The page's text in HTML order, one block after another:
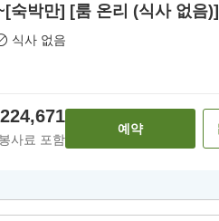
숙박만] [룸 온리 (식사 없음)]
식사 없음
사료 포함
예약